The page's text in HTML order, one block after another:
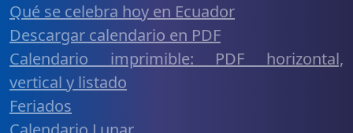
Qué se celebra hoy en Ecuador
Descargar calendario en PDF
Calendario imprimible: PDF horizontal,
vertical y listado
Feriados